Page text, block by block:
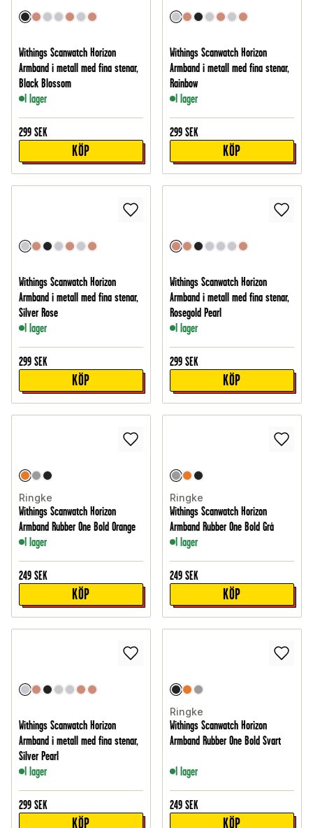
Withings Scanwatch Horizon
Armband i metall med fina stenar,
Black Blossom
I lager
299 SEK
KÖP
Withings Scanwatch Horizon
Armband i metall med fina stenar,
Rainbow
I lager
299 SEK
KÖP
Withings Scanwatch Horizon
Armband i metall med fina stenar,
Silver Rose
I lager
299 SEK
KÖP
Withings Scanwatch Horizon
Armband i metall med fina stenar,
Rosegold Pearl
I lager
299 SEK
KÖP
Ringke
Withings Scanwatch Horizon
Armband Rubber One Bold Orange
I lager
249 SEK
KÖP
Ringke
Withings Scanwatch Horizon
Armband Rubber One Bold Grå
I lager
249 SEK
KÖP
Withings Scanwatch Horizon
Armband i metall med fina stenar,
Silver Pearl
I lager
299 SEK
KÖP
Ringke
Withings Scanwatch Horizon
Armband Rubber One Bold Svart
I lager
249 SEK
KÖP